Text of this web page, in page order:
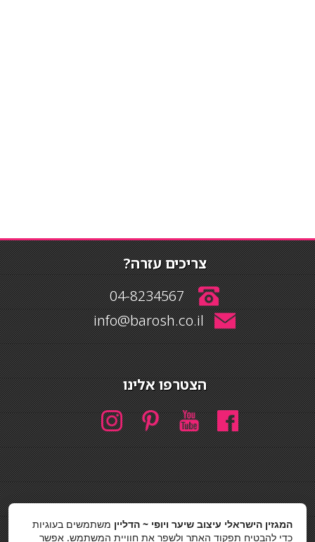
צריכים עזרה?
04-8234567
info@barosh.co.il
הצטרפו אלינו
חיפוש
חיפושהמגזין הישראלי עיצוב שיער ויופי ~ הדליין משתמשים בעוגיות
כדי להבטיח תפקוד האתר ולשפר את חוויית המשתמש. אפשר